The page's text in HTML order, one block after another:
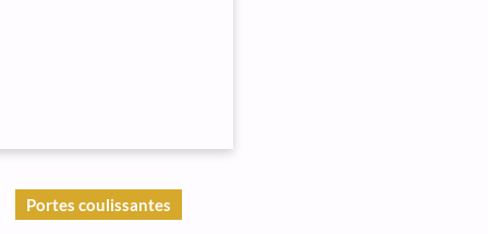
Portes coulissantes